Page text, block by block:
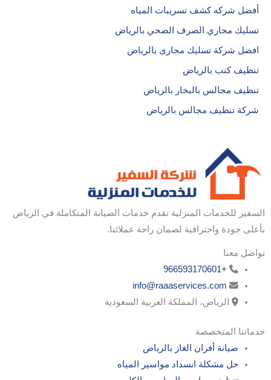
أفضل شركه كشف تسريبات المياه
تسليك مجاري الصرف الصحي بالرياض
افضل شركة تسليك مجارى بالرياض
تنظيف كنب بالرياض
تنظيف مجالس بالبخار بالرياض
شركة تنظيف مجالس بالرياض
السفير للخدمات المنزلية تقدم خدمات الصيانة المتكاملة في الرياض
بأعلى جودة واحترافية لضمان راحة عملائنا.
تواصل معنا
+966593170601
info@raaaservices.com
الرياض، المملكة العربية السعودية
خدماتنا المتخصصة
صيانة أفران الغاز بالرياض
حل مشكلة انسداد مواسير المياه